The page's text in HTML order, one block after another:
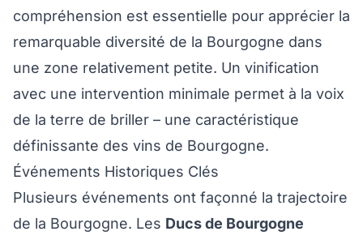
compréhension est essentielle pour apprécier la
remarquable diversité de la Bourgogne dans
une zone relativement petite. Un vinification
avec une intervention minimale permet à la voix
de la terre de briller – une caractéristique
définissante des vins de Bourgogne.
Événements Historiques Clés
Plusieurs événements ont façonné la trajectoire
de la Bourgogne. Les Ducs de Bourgogne